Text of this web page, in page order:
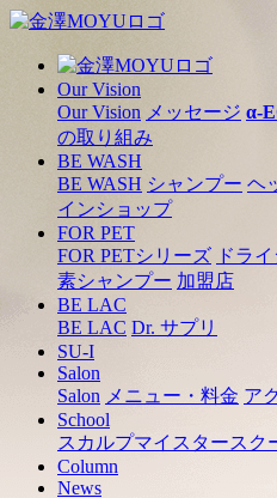
Our Vision
Our Vision メッセージ α-
の取り組み
BE WASH
BE WASH シャンプー ヘ
インショップ
FOR PET
FOR PETシリーズ ドラ
素シャンプー 加盟店
BE LAC
BE LAC Dr. サプリ
SU-I
Salon
Salon メニュー・料金 ア
School
スカルプマイスタースク
Column
News